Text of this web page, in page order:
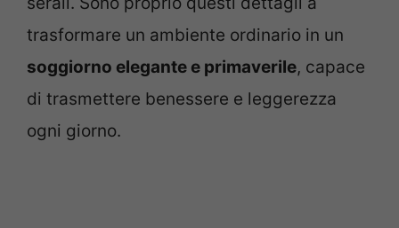
trasformare un ambiente ordinario in un
soggiorno elegante e primaverile, capace
di trasmettere benessere e leggerezza
ogni giorno.